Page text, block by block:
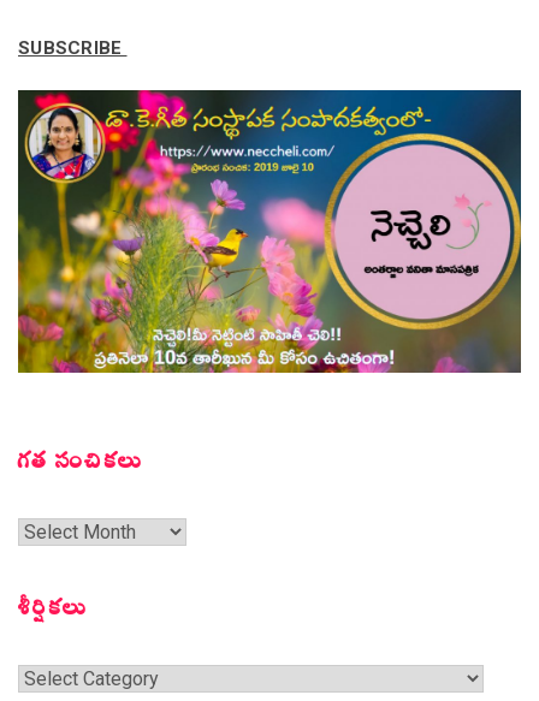
SUBSCRIBE
గత సంచికలు
గత
శీర్షికలు
శీర్షికలు